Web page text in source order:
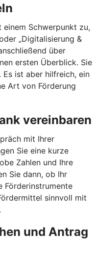
einem Schwerpunkt zu,
„Digitalisierung &
über
ersten Überblick. Sie
Es ist aber hilfreich, ein
Art von Förderung
vereinbaren
mit Ihrer
Sie eine kurze
Zahlen und Ihre
Sie dann, ob Ihr
Förderinstrumente
sinnvoll mit
und Antrag